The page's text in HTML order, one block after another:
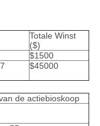
Totale Winst
($)
$1500
$45000
de actiebioskoop